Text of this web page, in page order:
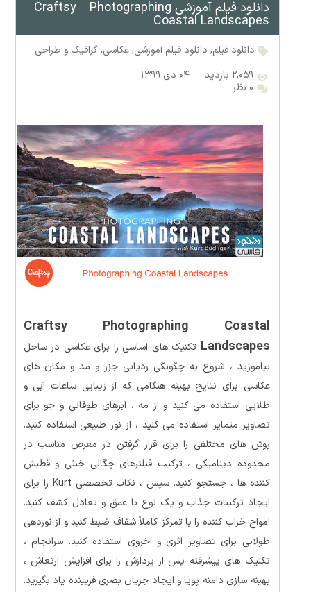
دانلود فیلم آموزشی Craftsy – Photographing
Coastal Landscapes
دانلود فیلم, دانلود فیلم آموزشی,عکاسی,گرافیک و طراحی
۲,۰۵۹ بازدید
۰۴ دی ۱۳۹۹
۰ نظر
Craftsy Photographing Coastal
Landscapes تکنیک های اساسی را برای عکاسی در ساحل
بیاموزید ، شروع به چگونگی ردیابی جزر و مد و مکان های
عکاسی برای نتایج بهینه هنگامی که از زیبایی ساعات آبی و
طلایی استفاده می کنید و از مه ، ابرهای طوفانی و جو برای
تصاویر متمایز استفاده می کنید ، از نور طبیعی استفاده کنید.
روش های مختلفی را برای قرار گرفتن در معرض مناسب در
محدوده دینامیکی ، ترکیب فیلترهای چگالی خنثی و قطبش
کننده ها ، جستجو کنید. سپس ، نکات تخصصی Kurt را برای
ایجاد ترکیبات جذاب و یک نوع با عمق و تعادل کشف کنید.
امواج خراب کننده را با تمرکز کاملاً شفاف ضبط کنید و از نوردهی
طولانی برای تصاویر اثری و اخروی استفاده کنید. سرانجام ،
تکنیک های پیشرفته پس از پردازش را برای افزایش ارتعاش ،
بهینه سازی دامنه پویا و ایجاد جریان بصری فریبنده یاد بگیرید.